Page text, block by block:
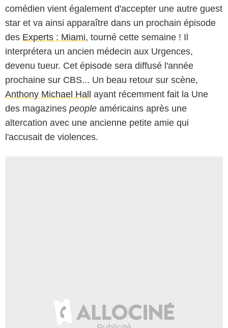
comédien vient également d'accepter une autre guest
star et va ainsi apparaître dans un prochain épisode
des Experts : Miami, tourné cette semaine ! Il
interprétera un ancien médecin aux Urgences,
devenu tueur. Cet épisode sera diffusé l'année
prochaine sur CBS... Un beau retour sur scène,
Anthony Michael Hall ayant récemment fait la Une
des magazines people américains après une
altercation avec une ancienne petite amie qui
l'accusait de violences.